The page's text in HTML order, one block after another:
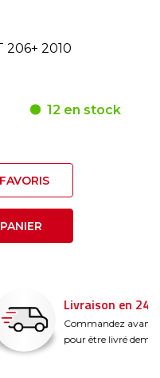
206+ 2010
12 en stock
Livraison en 24h
Commandez avant 14h
pour être livré demain !